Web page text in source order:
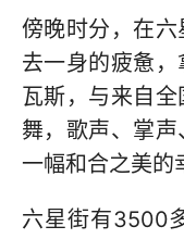
傍晚时分，在
去一身的疲惫
瓦斯，与来自
舞，歌声、掌
一幅和合之美的
六星街有3500